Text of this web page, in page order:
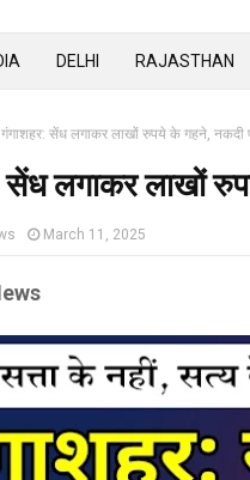
DELHI RAJASTHAN
गंगाशहर: सेंध लगाकर लाखों रुपये के गहने, नकदी
सेंध लगाकर लाखों
March 11, 2025